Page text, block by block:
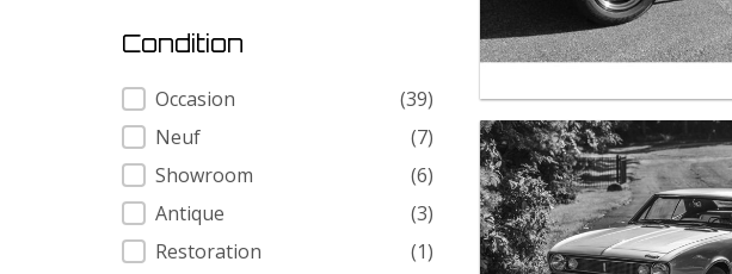
Condition
Condition
Occasion
(39)
Neuf
(7)
Showroom
(6)
Antique
(3)
Restoration
(1)